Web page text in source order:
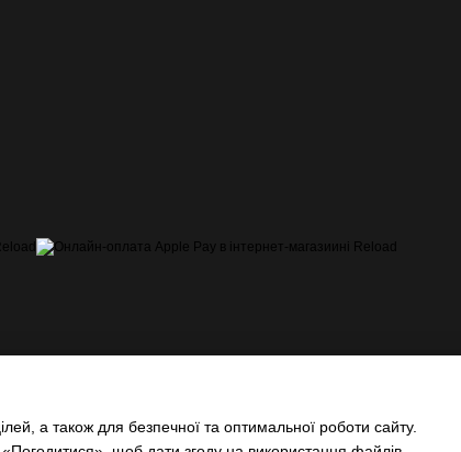
а також для безпечної та оптимальної роботи сайту.